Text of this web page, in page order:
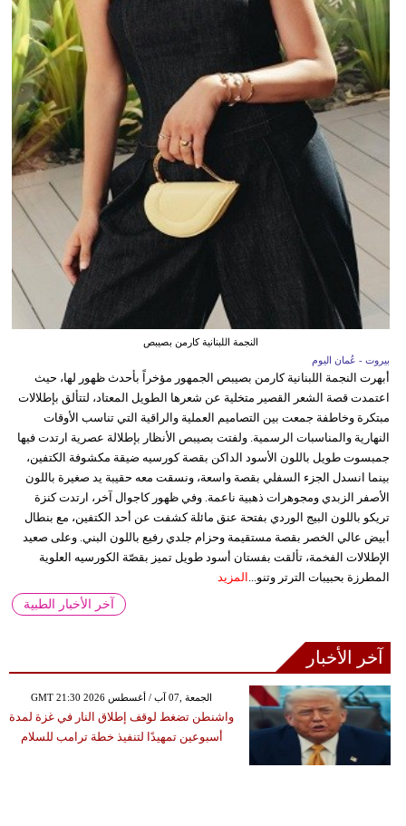
النجمة اللبنانية كارمن بصيبص
بيروت - عُمان اليوم
أبهرت النجمة اللبنانية كارمن بصيبص الجمهور مؤخراً بأحدث ظهور لها، حيث
اعتمدت قصة الشعر القصير متخلية عن شعرها الطويل المعتاد، لتتألق بإطلالات
مبتكرة وخاطفة جمعت بين التصاميم العملية والراقية التي تناسب الأوقات
النهارية والمناسبات الرسمية. ولفتت بصيبص الأنظار بإطلالة عصرية ارتدت فيها
جمبسوت طويل باللون الأسود الداكن بقصة كورسيه ضيقة مكشوفة الكتفين،
بينما انسدل الجزء السفلي بقصة واسعة، ونسقت معه حقيبة يد صغيرة باللون
الأصفر الزبدي ومجوهرات ذهبية ناعمة. وفي ظهور كاجوال آخر، ارتدت كنزة
تريكو باللون البيج الوردي بفتحة عنق مائلة كشفت عن أحد الكتفين، مع بنطال
أبيض عالي الخصر بقصة مستقيمة وحزام جلدي رفيع باللون البني. وعلى صعيد
الإطلالات الفخمة، تألقت بفستان أسود طويل تميز بقصّة الكورسيه العلوية
المطرزة بحبيبات الترتر وتنو... المزيد
آخر الأخبار الطبية
آخر الأخبار
GMT 21:30 2026 الجمعة ,07 آب / أغسطس
واشنطن تضغط لوقف إطلاق النار في غزة لمدة
أسبوعين تمهيدًا لتنفيذ خطة ترامب للسلام